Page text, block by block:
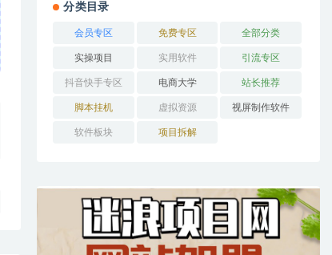
分类目录
会员专区 免费专区 全部分类
实操项目 实用软件 引流专区
抖音快手专区 电商大学 站长推荐
脚本挂机 虚拟资源 视屏制作软件
软件板块 项目拆解